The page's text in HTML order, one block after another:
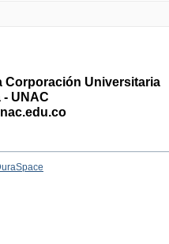
Corporación Universitaria
UNAC